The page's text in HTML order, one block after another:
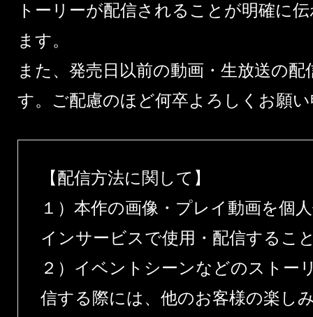
トーリーが配信されることが明確に
ます。
また、発売日以前の動画・生放送の
す。ご配慮のほど何卒よろしくお願
【配信方法に関して】
１）本作の画像・プレイ動画を個
インサービスで使用・配信するこ
２）イベントシーンなどのストー
信する際には、他のお客様の楽し